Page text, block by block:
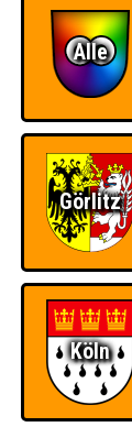
Das Musikquiz in
Alle
Görlitz
Köln